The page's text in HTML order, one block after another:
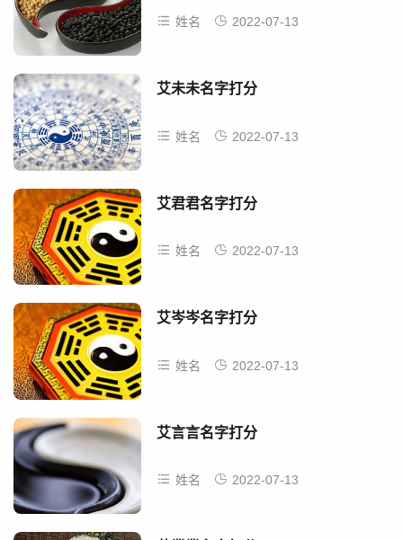
姓名 2022-07-13
艾未未名字打分
姓名 2022-07-13
艾君君名字打分
姓名 2022-07-13
艾岑岑名字打分
姓名 2022-07-13
艾言言名字打分
姓名 2022-07-13